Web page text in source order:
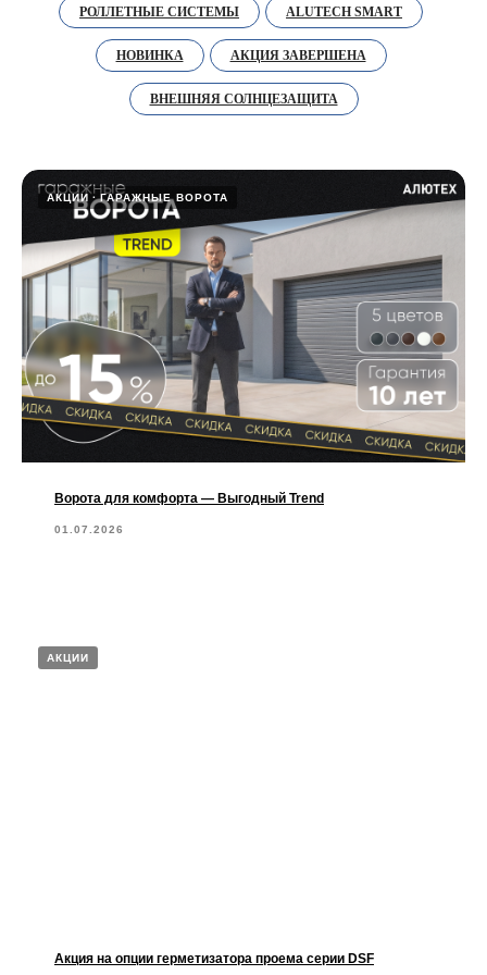
РОЛЛЕТНЫЕ СИСТЕМЫ ALUTECH SMART
НОВИНКА АКЦИЯ ЗАВЕРШЕНА
ВНЕШНЯЯ СОЛНЦЕЗАЩИТА
АКЦИИ ГАРАЖНЫЕ ВОРОТА
Ворота для комфорта — Выгодный Trend
01.07.2026
АКЦИИ
Акция на опции герметизатора проема серии DSF